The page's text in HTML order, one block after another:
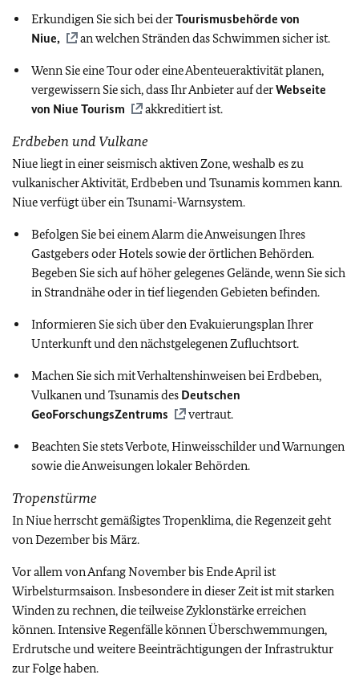
Erkundigen Sie sich bei derTourismusbehörde von
Niue,
an welchen Stränden das Schwimmen sicher ist.
Wenn Sie eine Tour oder eine Abenteueraktivität planen,
vergewissern Sie sich, dass Ihr Anbieter auf derWebseite
von Niue Tourism
akkreditiert ist.
Erdbeben und Vulkane
Niue liegt in einer seismisch aktiven Zone, weshalb es zu
vulkanischer Aktivität, Erdbeben und Tsunamis kommen kann.
Niue verfügt über ein Tsunami-Warnsystem.
Befolgen Sie bei einem Alarm die Anweisungen Ihres
Gastgebers oder Hotels sowie der örtlichen Behörden.
Begeben Sie sich auf höher gelegenes Gelände, wenn Sie sich
in Strandnähe oder in tief liegenden Gebieten befinden.
Informieren Sie sich über den Evakuierungsplan Ihrer
Unterkunft und den nächstgelegenen Zufluchtsort.
Machen Sie sich mit Verhaltenshinweisen bei Erdbeben,
Vulkanen und Tsunamis des Deutschen
GeoForschungsZentrums
vertraut.
Beachten Sie stets Verbote, Hinweisschilder und Warnungen
sowie die Anweisungen lokaler Behörden.
Tropenstürme
In Niue herrscht gemäßigtes Tropenklima, die Regenzeit geht
von Dezember bis März.
Vor allem von Anfang November bis Ende April ist
Wirbelsturmsaison. Insbesondere in dieser Zeit ist mit starken
Winden zu rechnen, die teilweise Zyklonstärke erreichen
können. Intensive Regenfälle können Überschwemmungen,
Erdrutsche und weitere Beeinträchtigungen der Infrastruktur
zur Folge haben.